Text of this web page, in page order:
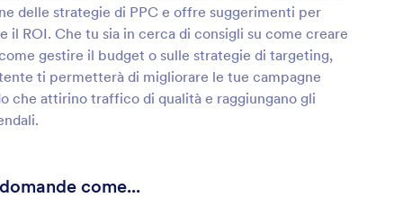
delle strategie di PPC e offre suggerimenti per
il ROI. Che tu sia in cerca di consigli su come creare
gestire il budget o sulle strategie di targeting,
ti permetterà di migliorare le tue campagne
che attirino traffico di qualità e raggiungano gli
come...